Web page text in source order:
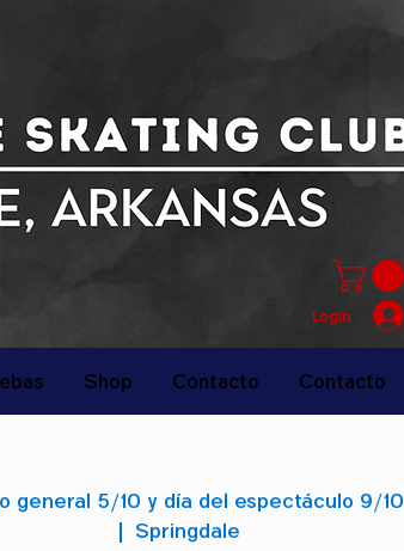
Login
Shop Contacto Contacto
general 5/10 y día del espectáculo 9/10
Springdale